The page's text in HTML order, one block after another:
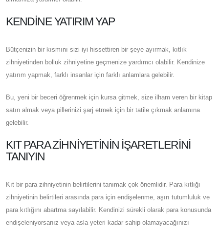
KENDINE YATIRIM YAP
Bütçenizin bir kısmını sizi iyi hissettiren bir şeye ayırmak, kıtlık
zihniyetinden bolluk zihniyetine geçmenize yardımcı olabilir. Kendinize
yatırım yapmak, farklı insanlar için farklı anlamlara gelebilir.
Bu, yeni bir beceri öğrenmek için kursa gitmek, size ilham veren bir kitap
satın almak veya pillerinizi şarj etmek için bir tatile çıkmak anlamına
gelebilir.
KIT PARA ZIHNIYETININ İŞARETLERINI
TANIYIN
Kıt bir para zihniyetinin belirtilerini tanımak çok önemlidir. Para kıtlığı
zihniyetinin belirtileri arasında para için endişelenme, aşırı tutumluluk ve
para kıtlığını abartma sayılabilir. Kendinizi sürekli olarak para konusunda
endişeleniyorsanız veya asla yeteri kadar sahip olamayacağınızı